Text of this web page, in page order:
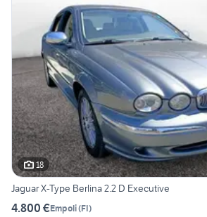
18
Jaguar X-Type Berlina 2.2 D Executive
4.800 €Empoli(FI)